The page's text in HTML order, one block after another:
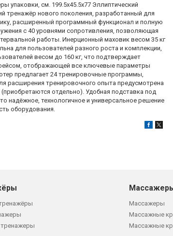
упаковки, см. 199.5х45.5x77 Эллиптический
тренажёр нового поколения, разработанный для
расширенный программный функционал и полную
с 40 уровнями сопротивления, позволяющая
работы. Инерционный маховик весом 35 кг
для пользователей разного роста и комплекции,
весом до 160 кг, что подтверждает
отображающей все ключевые параметры
предлагает 24 тренировочные программы,
расширения тренировочного опыта предусмотрена
отдельно). Удобная подставка под
надёжное, технологичное и универсальное решение
оборудования.
Массажеры
Массажные
Массажные